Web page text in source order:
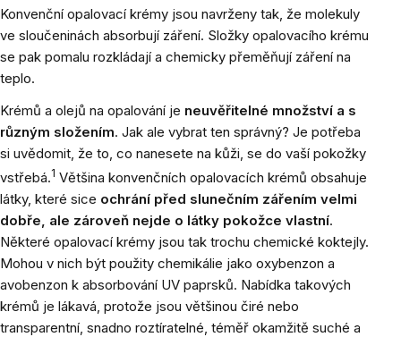
Konvenční opalovací krémy jsou navrženy tak, že molekuly
ve sloučeninách absorbují záření. Složky opalovacího krému
se pak pomalu rozkládají a chemicky přeměňují záření na
teplo.
Krémů a olejů na opalování je neuvěřitelné množství a s
různým složením. Jak ale vybrat ten správný? Je potřeba
si uvědomit, že to, co nanesete na kůži, se do vaší pokožky
vstřebá.1 Většina konvenčních opalovacích krémů obsahuje
látky, které sice ochrání před slunečním zářením velmi
dobře, ale zároveň nejde o látky pokožce vlastní.
Některé opalovací krémy jsou tak trochu chemické koktejly.
Mohou v nich být použity chemikálie jako oxybenzon a
avobenzon k absorbování UV paprsků. Nabídka takových
krémů je lákavá, protože jsou většinou čiré nebo
transparentní, snadno roztíratelné, téměř okamžitě suché a